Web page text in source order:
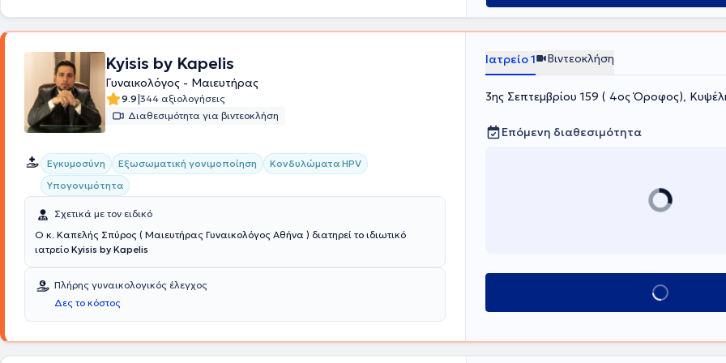
Στοκχόλμη και το 2019 με αντικείμενο "Διαγνωστική και Επεμβατική Υστεροσκόπηση"
Αναπαραγωγής EMBRYOLAND.
Kyisis by Kapelis
Γυναικολόγος - Μαιευτήρας
9.9|344 αξιολογήσεις
Διαθεσιμότητα για βιντεοκλήση
Εγκυμοσύνη Εξωσωματική γονιμοποίηση
Κονδυλώματα HPV
Υπογονιμότητα
Σχετικά με τον ειδικό
Ο κ. Καπελής Σπύρος ( Μαιευτήρας Γυναικολόγος Αθήνα ) διατηρεί το ιδιωτικό
ιατρείο Kyisis by Kapelis
Πλήρης γυναικολογικός έλεγχος
Δες το κόστος
Ιατρείο 1 Βιντεοκλήση
3ης Σεπτεμβρίου 159 ( 4ος Όροφος),
Επόμενη διαθεσιμότητα
Κλείσε ραντεβού